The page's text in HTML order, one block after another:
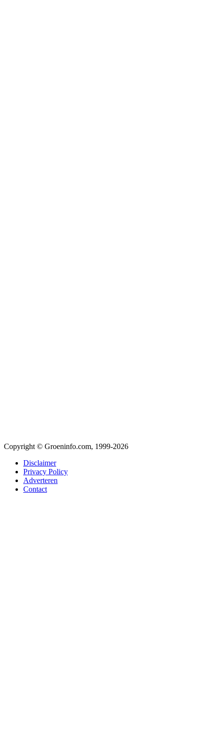
Copyright © Groeninfo.com, 1999-2026
Disclaimer
Privacy Policy
Adverteren
Contact